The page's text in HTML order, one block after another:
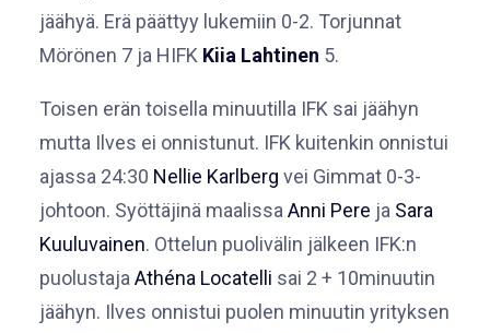
jäähyä. Erä päättyy lukemiin 0-2. Torjunnat
Mörönen 7 ja HIFK Kiia Lahtinen 5.
Toisen erän toisella minuutilla IFK sai jäähyn
mutta Ilves ei onnistunut. IFK kuitenkin onnistui
ajassa 24:30 Nellie Karlberg vei Gimmat 0-3-
johtoon. Syöttäjinä maalissa Anni Pere ja Sara
Kuuluvainen. Ottelun puolivälin jälkeen IFK:n
puolustaja Athéna Locatelli sai 2 + 10minuutin
jäähyn. Ilves onnistui puolen minuutin yrityksen